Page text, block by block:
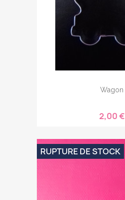
Wagon
2,00 €
RUPTURE DE STOCK